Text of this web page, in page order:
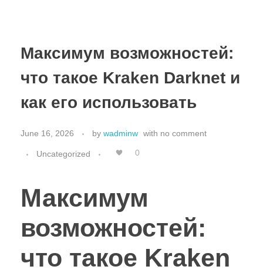
Максимум возможностей:
что такое Kraken Darknet и
как его использовать
June 16, 2026 by wadminw with no comment
Uncategorized 0
Максимум
возможностей:
что такое Kraken